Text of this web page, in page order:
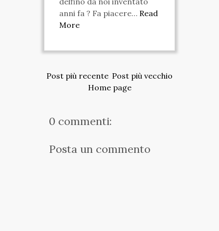
anni fa ? Fa piacere… Read
More
Post più recente Post più vecchio
Home page
0 commenti:
Posta un commento